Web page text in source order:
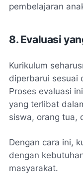
pembelajaran
8. Evaluasi
Kurikulum
diperbarui sesuai
Proses evaluasi
yang terlibat
siswa, orang tua,
Dengan cara ini,
dengan
masyarakat.